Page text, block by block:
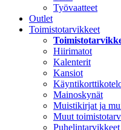
Työvaatteet
Outlet
Toimistotarvikkeet
Hiirimatot
Kalenterit
Kansiot
Mainoskynät
Muistikirjat ja
Muut
Puhelintarvikkeet